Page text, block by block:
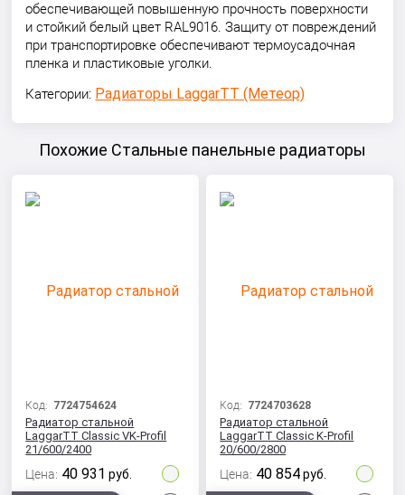
обеспечивающей повышенную прочность поверхности
и стойкий белый цвет RAL9016. Защиту от повреждений
при транспортировке обеспечивают термоусадочная
пленка и пластиковые уголки.
Категории: Радиаторы LaggarTT (Метеор)
Похожие Стальные панельные радиаторы
Код: 7724754624
Радиатор стальной
LaggarTT Classic VK-Profil
21/600/2400
Цена: 40 931 руб.
Код: 7724703628
Радиатор стальной
LaggarTT Classic K-Profil
20/600/2800
Цена: 40 854 руб.